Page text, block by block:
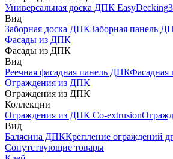
Универсальная доска ДПК EasyDecking
Вид
Заборная доска ДПКЗаборная панель
Фасады из ДПК
Фасады из ДПК
Вид
Реечная фасадная панель ДПК
Ограждения из ДПК
Ограждения из ДПК
Коллекции
Ограждения из ДПК Co-extrusion
Вид
Балясина ДПККрепление ограждений
Сопутствующие товары